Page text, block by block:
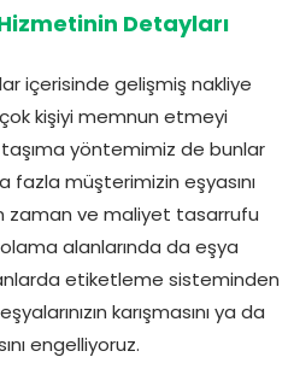
Detayları
içerisinde gelişmiş nakliye
kişiyi memnun etmeyi
taşıma yöntemimiz de bunlar
fazla müşterimizin eşyasını
zaman ve maliyet tasarrufu
alanlarında da eşya
etiketleme sisteminden
karışmasını ya da
engelliyoruz.